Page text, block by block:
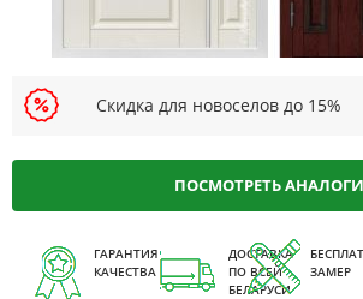
Скидка для новоселов до 15%
ПОСМОТРЕТЬ АНАЛОГИ
ГАРАНТИЯ
КАЧЕСТВА
ДОСТАВКА
ПО ВСЕЙ
БЕЛАРУСИ
ЗАМЕР